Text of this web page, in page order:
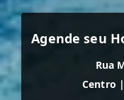
Agende seu
Rua
Centro |